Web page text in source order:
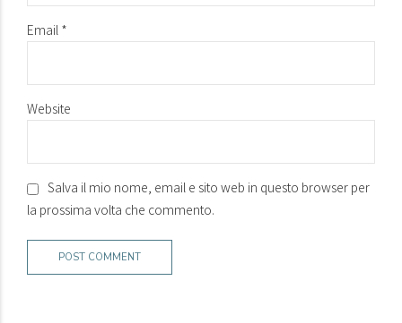
Email *
Website
Salva il mio nome, email e sito web in questo browser per
la prossima volta che commento.
POST COMMENT